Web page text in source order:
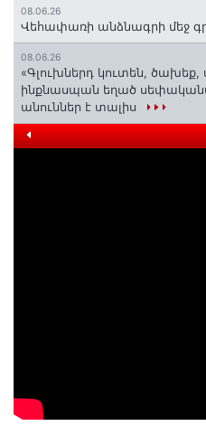
08.06.26
Վեհափառի անձնագրի մեջ
08.06.26
«Գլուխներդ կուտեն, ծախեք,
ինքնասպան եղած
անուններ է տալիս